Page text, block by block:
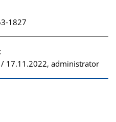
1827
17.11.2022, administrator